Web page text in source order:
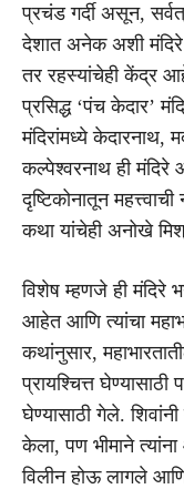
प्रचंड गर्दी असून,
देशात अनेक अशी
तर रहस्यांचेही केंद्र
प्रसिद्ध ‘पंच केदार’
मंदिरांमध्ये
कल्पेश्वरनाथ ही
दृष्टिकोनातून
कथा यांचेही अनोखे
विशेष म्हणजे ही मंदिरे
आहेत आणि त्यांचा
कथांनुसार,
प्रायश्चित्त घेण्यासाठी
घेण्यासाठी गेले.
केला, पण भीमाने
विलीन होऊ लागले